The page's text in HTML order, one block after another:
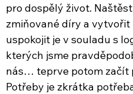
pro dospělý život.
zmiňované díry a
uspokojit je v souladu s
kterých jsme
nás… teprve potom začít
Potřeby je zkrátka